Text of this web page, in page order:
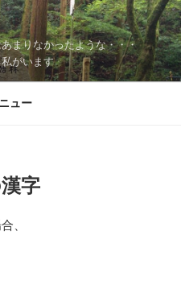
あまりなかったような・・・
がいます
ュー
字
、